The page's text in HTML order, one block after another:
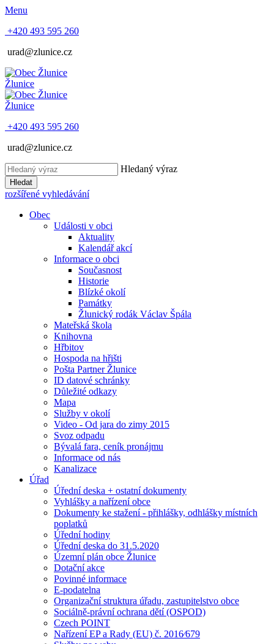
Menu
+420 493 595 260
urad@zlunice.cz
Žlunice
Žlunice
+420 493 595 260
urad@zlunice.cz
Hledaný výraz
Hledat
rozšířené vyhledávání
Obec
Události v obci
Aktuality
Kalendář akcí
Informace o obci
Současnost
Historie
Blízké okolí
Památky
Žlunický rodák Václav Špála
Mateřská škola
Knihovna
Hřbitov
Hospoda na hřišti
Pošta Partner Žlunice
ID datové schránky
Důležité odkazy
Mapa
Služby v okolí
Video - Od jara do zimy 2015
Svoz odpadu
Bývalá fara, ceník pronájmu
Informace od nás
Kanalizace
Úřad
Úřední deska + ostatní dokumenty
Vyhlášky a nařízení obce
Dokumenty ke stažení - přihlášky, odhlášky místních
poplatků
Úřední hodiny
Úřední deska do 31.5.2020
Územní plán obce Žlunice
Dotační akce
Povinné informace
E-podatelna
Organizační struktura úřadu, zastupitelstvo obce
Sociálně-právní ochrana dětí (OSPOD)
Czech POINT
Nařízení EP a Rady (EU) č. 2016⁄679